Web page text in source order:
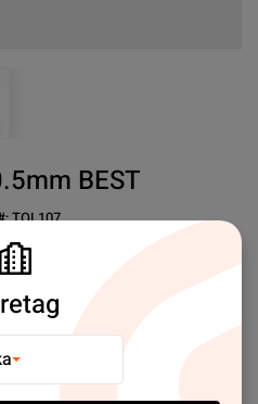
larger image
BEST
TOL107
1